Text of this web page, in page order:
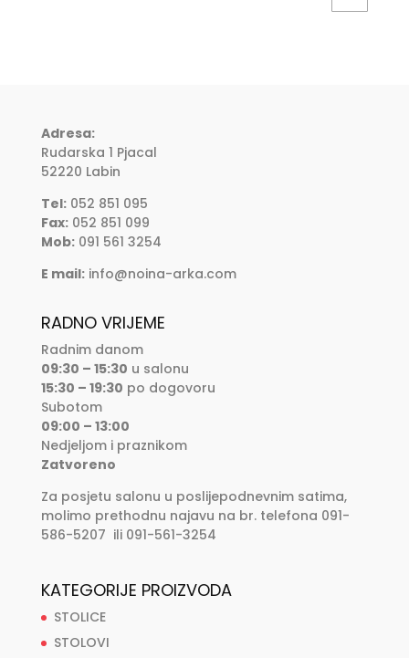
Adresa:
Rudarska 1 Pjacal
52220 Labin
Tel:052 851 095
Fax:052 851 099
Mob:091 561 3254
E mail: info@noina-arka.com
RADNO VRIJEME
Radnim danom
09:30 – 15:30 u salonu
15:30 – 19:30 po dogovoru
Subotom
09:00 – 13:00
Nedjeljom i praznikom
Zatvoreno
Za posjetu salonu u poslijepodnevnim satima,
molimo prethodnu najavu na br. telefona 091-
586-5207 ili 091-561-3254
KATEGORIJE PROIZVODA
STOLICE
STOLOVI